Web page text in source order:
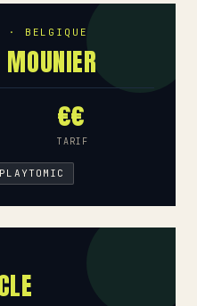
· BELGIQUE
€€
TARIF
PLAYTOMIC